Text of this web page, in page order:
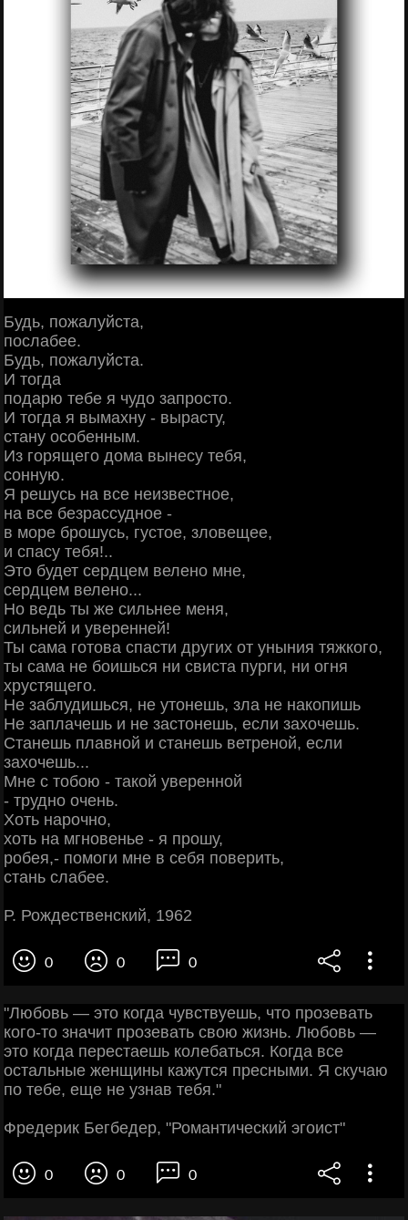
Будь, пожалуйста,
послабее.
Будь, пожалуйста.
И тогда
подарю тебе я чудо запросто.
И тогда я вымахну - вырасту,
стану особенным.
Из горящего дома вынесу тебя,
сонную.
Я решусь на все неизвестное,
на все безрассудное -
в море брошусь, густое, зловещее,
и спасу тебя!..
Это будет сердцем велено мне,
сердцем велено...
Но ведь ты же сильнее меня,
сильней и уверенней!
Ты сама готова спасти других от уныния тяжкого,
ты сама не боишься ни свиста пурги, ни огня
хрустящего.
Не заблудишься, не утонешь, зла не накопишь
Не заплачешь и не застонешь, если захочешь.
Станешь плавной и станешь ветреной, если
захочешь...
Мне с тобою - такой уверенной
- трудно очень.
Хоть нарочно,
хоть на мгновенье - я прошу,
робея,- помоги мне в себя поверить,
стань слабее.
Р. Рождественский, 1962
0 0 0
"Любовь — это когда чувствуешь, что прозевать
кого-то значит прозевать свою жизнь. Любовь —
это когда перестаешь колебаться. Когда все
остальные женщины кажутся пресными. Я скучаю
по тебе, еще не узнав тебя."
Фредерик Бегбедер, "Романтический эгоист"
0 0 0